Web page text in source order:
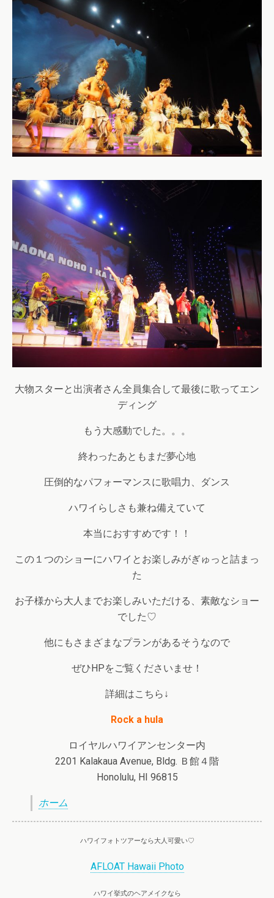
大物スターと出演者さん全員集合して最後に歌ってエン
ディング
もう大感動でした。。。
終わったあともまだ夢心地
圧倒的なパフォーマンスに歌唱力、ダンス
ハワイらしさも兼ね備えていて
本当におすすめです！！
この１つのショーにハワイとお楽しみがぎゅっと詰まっ
た
お子様から大人までお楽しみいただける、素敵なショー
でした♡
他にもさまざまなプランがあるそうなので
ぜひHPをご覧くださいませ！
詳細はこちら↓
Rock a hula
ロイヤルハワイアンセンター内
2201 Kalakaua Avenue, Bldg. Ｂ館４階
Honolulu, HI 96815
ホーム
ハワイフォトツアーなら大人可愛い♡
AFLOAT Hawaii Photo
ハワイ挙式のヘアメイクなら